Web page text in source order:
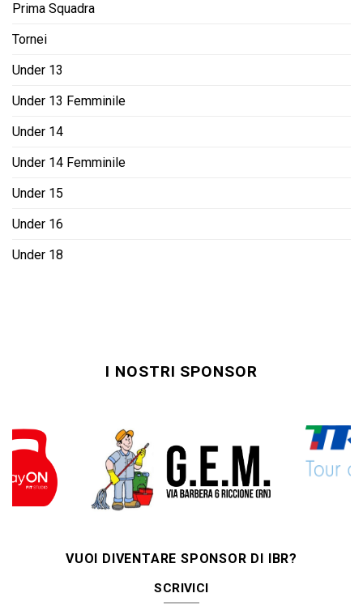
Prima Squadra
Tornei
Under 13
Under 13 Femminile
Under 14
Under 14 Femminile
Under 15
Under 16
Under 18
I NOSTRI SPONSOR
VUOI DIVENTARE SPONSOR DI IBR?
SCRIVICI